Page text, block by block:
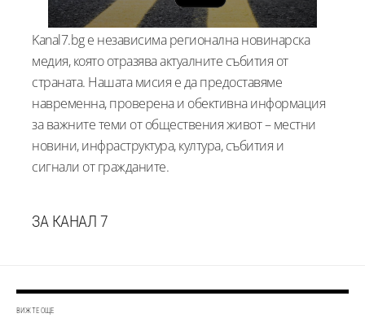
Kanal7.bg е независима регионална новинарска
медия, която отразява актуалните събития от
страната. Нашата мисия е да предоставяме
навременна, проверена и обективна информация
за важните теми от обществения живот – местни
новини, инфраструктура, култура, събития и
сигнали от гражданите.
ЗА КАНАЛ 7
ВИЖТЕ ОЩЕ